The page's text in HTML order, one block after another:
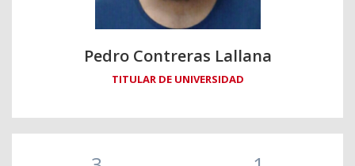
Pedro Contreras Lallana
TITULAR DE UNIVERSIDAD